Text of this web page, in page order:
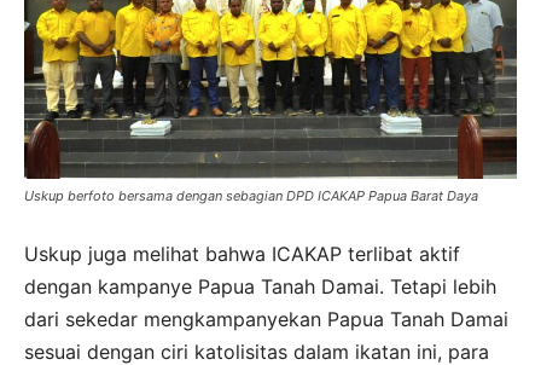
Uskup berfoto bersama dengan sebagian DPD ICAKAP Papua Barat Daya
Uskup juga melihat bahwa ICAKAP terlibat aktif
dengan kampanye Papua Tanah Damai. Tetapi lebih
dari sekedar mengkampanyekan Papua Tanah Damai
sesuai dengan ciri katolisitas dalam ikatan ini, para